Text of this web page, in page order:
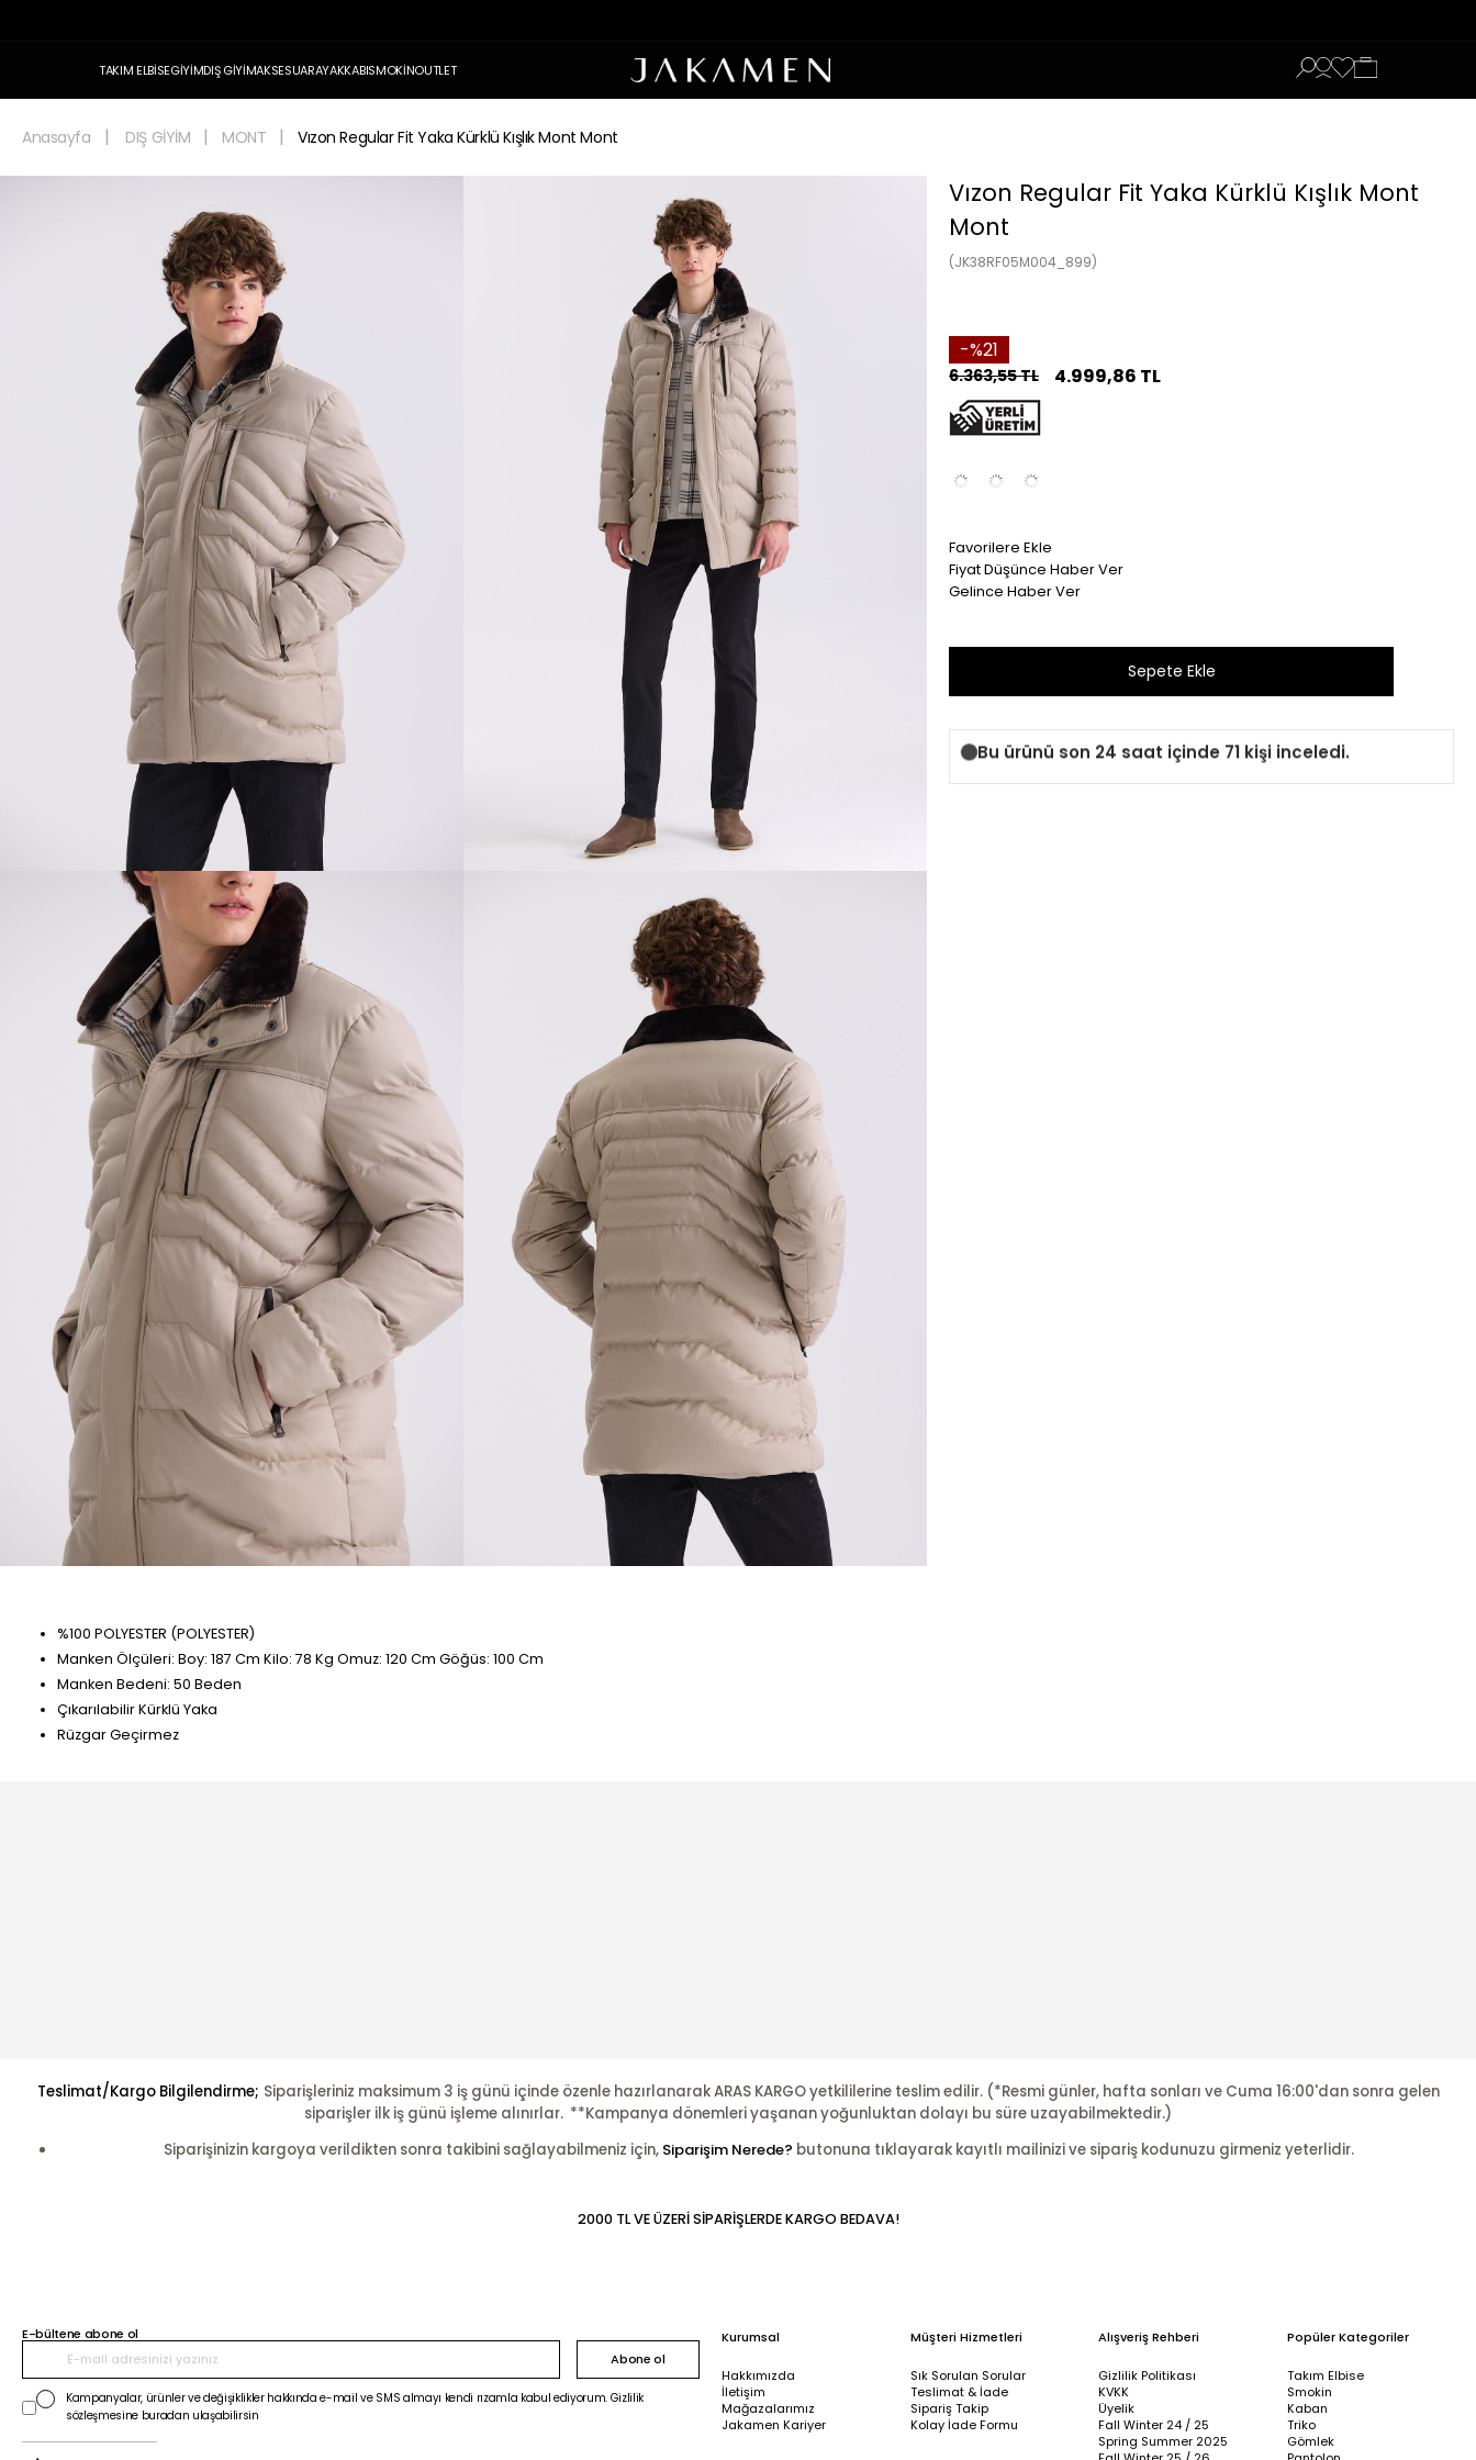
TAKIM ELBİSEGİYİMDIŞ GİYİMAKSESUARAYAKKABISMOKİNOUTLET
Anasayfa DIŞ GİYİM MONT Vızon Regular Fit Yaka Kürklü Kışlık Mont Mont
Vızon Regular Fit Yaka Kürklü Kışlık Mont
Mont
(JK38RF05M004_899)
21
6.363,55 TL 4.999,86 TL
Favorilere Ekle
Fiyat Düşünce Haber Ver
Gelince Haber Ver
Bu ürünü son 1 hafta içinde 20 kişi sepetine ekledi.
%100 POLYESTER (POLYESTER)
Manken Ölçüleri: Boy: 187 Cm Kilo: 78 Kg Omuz: 120 Cm Göğüs: 100 Cm
Manken Bedeni: 50 Beden
Çıkarılabilir Kürklü Yaka
Rüzgar Geçirmez
Teslimat/Kargo Bilgilendirme; Siparişleriniz maksimum 3 iş günü içinde özenle hazırlanarak ARAS KARGO yetkililerine teslim edilir. (*Resmi günler, hafta sonları ve Cuma 16:00'dan sonra gelen
siparişler ilk iş günü işleme alınırlar. **Kampanya dönemleri yaşanan yoğunluktan dolayı bu süre uzayabilmektedir.)
Siparişinizin kargoya verildikten sonra takibini sağlayabilmeniz için, Siparişim Nerede? butonuna tıklayarak kayıtlı mailinizi ve sipariş kodunuzu girmeniz yeterlidir.
2000 TL VE ÜZERİ SİPARİŞLERDE KARGO BEDAVA!
E-bültene abone ol
Abone ol
Kampanyalar, ürünler ve değişiklikler hakkında e-mail ve SMS almayı kendi rızamla kabul ediyorum. Gizlilik
sözleşmesine buradan ulaşabilirsin
Kurumsal
Hakkımızda
İletişim
Mağazalarımız
Jakamen Kariyer
Müşteri Hizmetleri
Sık Sorulan Sorular
Teslimat & İade
Sipariş Takip
Kolay İade Formu
Alışveriş Rehberi
Gizlilik Politikası
KVKK
Üyelik
Fall Winter 24 / 25
Spring Summer 2025
Popüler Kategoriler
Takım Elbise
Smokin
Kaban
Triko
Gömlek